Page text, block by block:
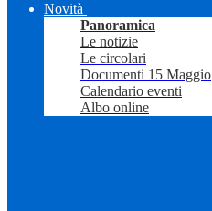
Novità
Panoramica
Le notizie
Le circolari
Documenti 15 Maggio
Calendario eventi
Albo online